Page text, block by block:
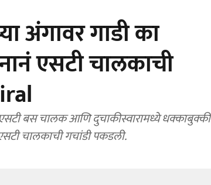
अंगावर गाडी का
एसटी चालकाची
बस चालक आणि दुचाकीस्वारामध्ये धक्काबुक्की
दुचाकीस्वाराच्या अंगावर चिखल पडल्याने त्याने एसटी चालकाची गचांडी पकडली.